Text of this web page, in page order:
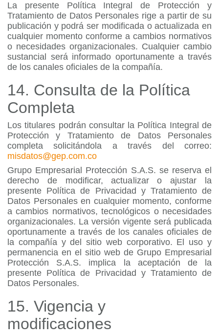
La presente Política Integral de Protección y
Tratamiento de Datos Personales rige a partir de su
publicación y podrá ser modificada o actualizada en
cualquier momento conforme a cambios normativos
o necesidades organizacionales. Cualquier cambio
sustancial será informado oportunamente a través
de los canales oficiales de la compañía.
14. Consulta de la Política
Completa
Los titulares podrán consultar la Política Integral de
Protección y Tratamiento de Datos Personales
completa solicitándola a través del correo:
misdatos@gep.com.co
Grupo Empresarial Protección S.A.S. se reserva el
derecho de modificar, actualizar o ajustar la
presente Política de Privacidad y Tratamiento de
Datos Personales en cualquier momento, conforme
a cambios normativos, tecnológicos o necesidades
organizacionales. La versión vigente será publicada
oportunamente a través de los canales oficiales de
la compañía y del sitio web corporativo. El uso y
permanencia en el sitio web de Grupo Empresarial
Protección S.A.S. implica la aceptación de la
presente Política de Privacidad y Tratamiento de
Datos Personales.
15. Vigencia y
modificaciones